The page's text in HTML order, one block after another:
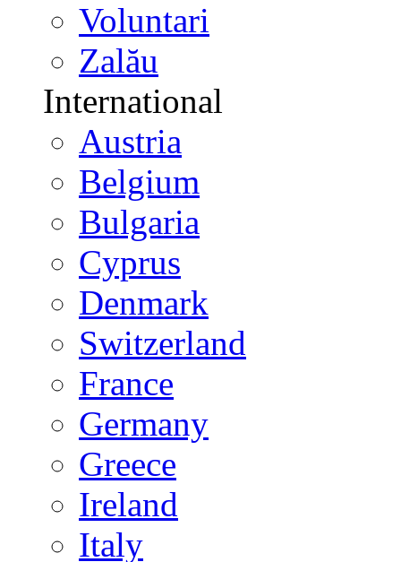
Voluntari
Zalău
International
Austria
Belgium
Bulgaria
Cyprus
Denmark
Switzerland
France
Germany
Greece
Ireland
Italy